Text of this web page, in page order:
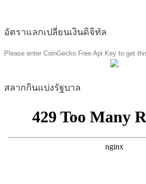
อัตราแลกเปลี่ยนเงินดิจิทัล
Please enter CoinGecko Free Api Key to get
สลากกินแบ่งรัฐบาล